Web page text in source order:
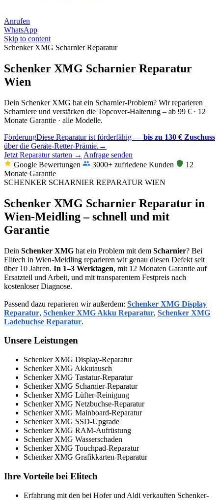
Anrufen
WhatsApp
Skip to content
Schenker XMG Scharnier Reparatur
Schenker XMG Scharnier Reparatur
Wien
Dein Schenker XMG hat ein Scharnier-Problem? Wir reparieren
Scharniere und verstärken die Topcover-Halterung – ab 99 € · 12
Monate Garantie · alle Modelle.
FörderungDiese Reparatur ist förderfähig — bis zu 130 € Zuschuss
über die Geräte-Retter-Prämie. →
Jetzt Reparatur starten → Anfrage senden
Google Bewertungen
3000+ zufriedene Kunden
12
Monate Garantie
SCHENKER SCHARNIER REPARATUR WIEN
Schenker XMG Scharnier Reparatur in
Wien-Meidling – schnell und mit
Garantie
Dein Schenker XMG hat ein Problem mit dem Scharnier? Bei
Elitech in Wien-Meidling reparieren wir genau diesen Defekt seit
über 10 Jahren. In 1–3 Werktagen, mit 12 Monaten Garantie auf
Ersatzteil und Arbeit, und mit transparentem Festpreis nach
kostenloser Diagnose.
Passend dazu reparieren wir außerdem: Schenker XMG Display
Reparatur, Schenker XMG Akku Reparatur, Schenker XMG
Ladebuchse Reparatur.
Unsere Leistungen
Schenker XMG Display-Reparatur
Schenker XMG Akkutausch
Schenker XMG Tastatur-Reparatur
Schenker XMG Scharnier-Reparatur
Schenker XMG Lüfter-Reinigung
Schenker XMG Netzbuchse-Reparatur
Schenker XMG Mainboard-Reparatur
Schenker XMG SSD-Upgrade
Schenker XMG RAM-Aufrüstung
Schenker XMG Wasserschaden
Schenker XMG Touchpad-Reparatur
Schenker XMG Grafikkarten-Reparatur
Ihre Vorteile bei Elitech
Erfahrung mit den bei Hofer und Aldi verkauften Schenker-